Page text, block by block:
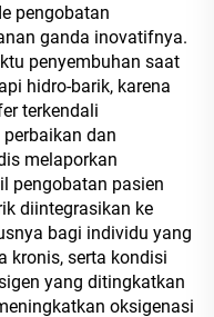
pengobatan
ganda inovatifnya.
penyembuhan saat
hidro-barik, karena
terkendali
dan
melaporkan
pengobatan pasien
diintegrasikan ke
bagi individu yang
kronis, serta kondisi
yang ditingkatkan
oksigenasi